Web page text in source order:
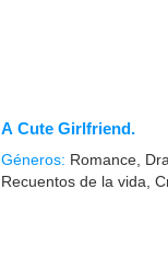
A Cute Girlfriend.
Géneros: Romance,
Recuentos de la vida,